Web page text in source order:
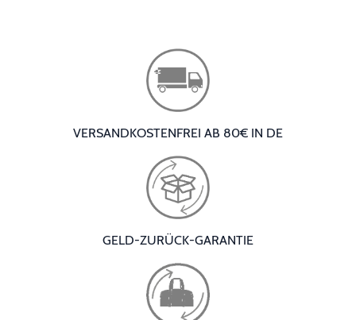
VERSANDKOSTENFREI AB 80€ IN DE
GELD-ZURÜCK-GARANTIE